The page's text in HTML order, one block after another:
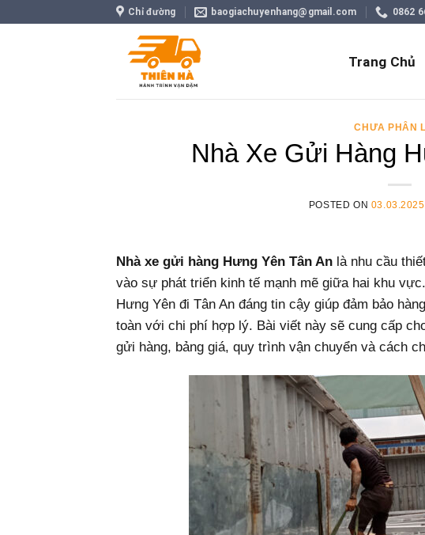
Chỉ đường baogiachuyenhang@gmail.com 0862
Trang Chủ
CHƯA PHÂN
Nhà Xe Gửi Hàng
POSTED ON 03.03.2025
Nhà xe gửi hàng Hưng Yên Tân An là nhu cầu
vào sự phát triển kinh tế mạnh mẽ giữa hai khu
Hưng Yên đi Tân An đáng tin cậy giúp đảm bảo
toàn với chi phí hợp lý. Bài viết này sẽ cung cấp
gửi hàng, bảng giá, quy trình vận chuyển và cách